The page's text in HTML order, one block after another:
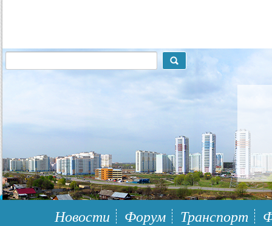
117148, г.Москва, ЮЗАО, муниципальный район Южное Бутово
Новости Форум Транспорт